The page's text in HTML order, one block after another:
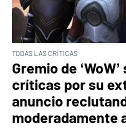
TODAS LAS CRÍTICAS
Gremio de
críticas por su
anuncio
moderadamente